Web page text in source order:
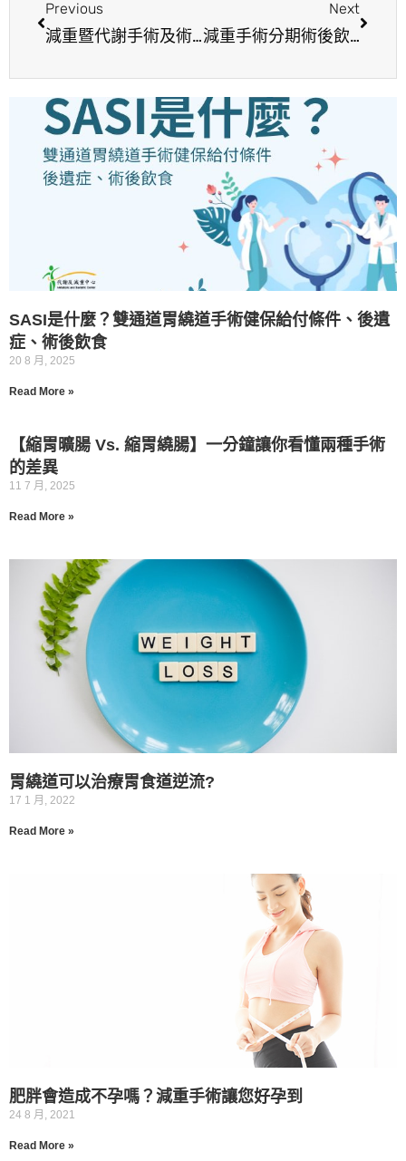
Previous
減重暨代謝手術及術後飲食照護
Next
減重手術分期術後飲食｜術後一週內：清流質飲食
SASI是什麼？雙通道胃繞道手術健保給付條件、後遺
症、術後飲食
20 8 月, 2025
Read More »
【縮胃曠腸 Vs. 縮胃繞腸】一分鐘讓你看懂兩種手術
的差異
11 7 月, 2025
Read More »
胃繞道可以治療胃食道逆流?
17 1 月, 2022
Read More »
肥胖會造成不孕嗎？減重手術讓您好孕到
24 8 月, 2021
Read More »